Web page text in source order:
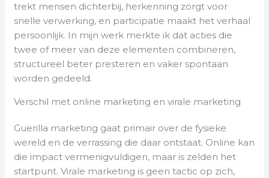
trekt mensen dichterbij, herkenning zorgt voor
snelle verwerking, en participatie maakt het verhaal
persoonlijk. In mijn werk merkte ik dat acties die
twee of meer van deze elementen combineren,
structureel beter presteren en vaker spontaan
worden gedeeld.
Verschil met online marketing en virale marketing
Guerilla marketing gaat primair over de fysieke
wereld en de verrassing die daar ontstaat. Online kan
die impact vermenigvuldigen, maar is zelden het
startpunt. Virale marketing is geen tactic op zich,